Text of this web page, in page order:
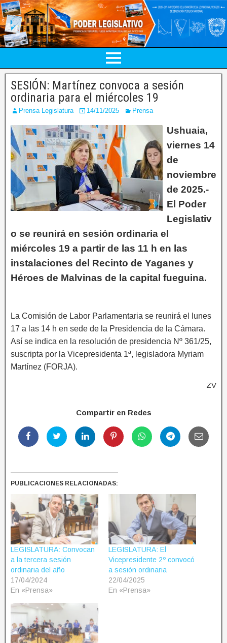
SESIÓN: Martínez convoca a sesión
ordinaria para el miércoles 19
Prensa Legislatura 14/11/2025 Prensa
Ushuaia,
viernes 14
de
noviembre
de 2025.-
El Poder
Legislativ
o se reunirá en sesión ordinaria el
miércoles 19 a partir de las 11 h en las
instalaciones del Recinto de Yaganes y
Héroes de Malvinas de la capital fueguina.
La Comisión de Labor Parlamentaria se reunirá el lunes
17 a las 14 h en sede de la Presidencia de la Cámara.
Así se indica en la resolución de presidencia Nº 361/25,
suscripta por la Vicepresidenta 1ª, legisladora Myriam
Martínez (FORJA).
ZV
Compartir en Redes
PUBLICACIONES RELACIONADAS:
LEGISLATURA: Convocan
a la tercera sesión
ordinaria del año
17/04/2024
En «Prensa»
LEGISLATURA: El
Vicepresidente 2º convocó
a sesión ordinaria
22/04/2025
En «Prensa»